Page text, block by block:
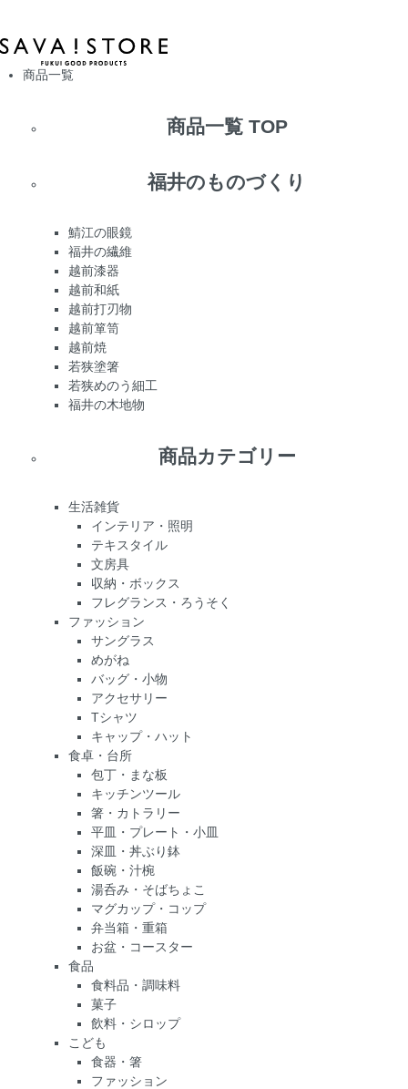
商品一覧
商品一覧 TOP
福井のものづくり
鯖江の眼鏡
福井の繊維
越前漆器
越前和紙
越前打刃物
越前箪笥
越前焼
若狭塗箸
若狭めのう細工
福井の木地物
商品カテゴリー
生活雑貨
インテリア・照明
テキスタイル
文房具
収納・ボックス
フレグランス・ろうそく
ファッション
サングラス
めがね
バッグ・小物
アクセサリー
Tシャツ
キャップ・ハット
食卓・台所
包丁・まな板
キッチンツール
箸・カトラリー
平皿・プレート・小皿
深皿・丼ぶり鉢
飯碗・汁椀
湯呑み・そばちょこ
マグカップ・コップ
弁当箱・重箱
お盆・コースター
食品
食料品・調味料
菓子
飲料・シロップ
こども
食器・箸
ファッション